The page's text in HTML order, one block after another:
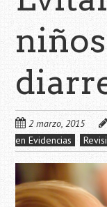
2 marzo, 2015
en Evidencias